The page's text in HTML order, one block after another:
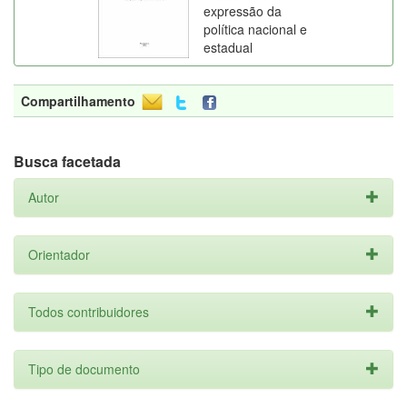
expressão da
política nacional e
estadual
Compartilhamento
Busca facetada
Autor
Orientador
Todos contribuidores
Tipo de documento